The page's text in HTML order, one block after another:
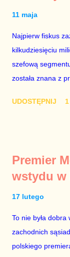
11 maja
Najpierw fiskus
kilkudziesięciu
szefową
została znana z
marionetka partii
tylko tam, gdzie
przyjmuję ze
znowu dał się
bo w 2007 roku
UDOSTĘPNIJ
Premier
wstydu w
17 lutego
To nie była
zachodnich
polskiego